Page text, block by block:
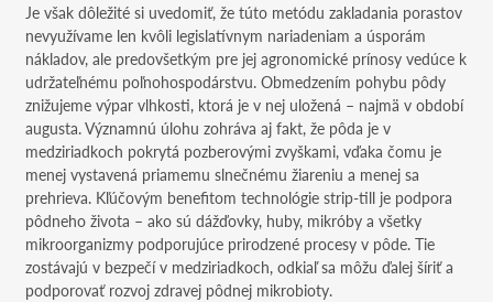
Je však dôležité si uvedomiť, že túto metódu zakladania porastov
nevyužívame len kvôli legislatívnym nariadeniam a úsporám
nákladov, ale predovšetkým pre jej agronomické prínosy vedúce k
udržateľnému poľnohospodárstvu. Obmedzením pohybu pôdy
znižujeme výpar vlhkosti, ktorá je v nej uložená – najmä v období
augusta. Významnú úlohu zohráva aj fakt, že pôda je v
medziriadkoch pokrytá pozberovými zvyškami, vďaka čomu je
menej vystavená priamemu slnečnému žiareniu a menej sa
prehrieva. Kľúčovým benefitom technológie strip-till je podpora
pôdneho života – ako sú dážďovky, huby, mikróby a všetky
mikroorganizmy podporujúce prirodzené procesy v pôde. Tie
zostávajú v bezpečí v medziriadkoch, odkiaľ sa môžu ďalej šíriť a
podporovať rozvoj zdravej pôdnej mikrobioty.